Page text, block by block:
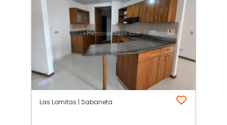
Las Lomitas | Sabaneta